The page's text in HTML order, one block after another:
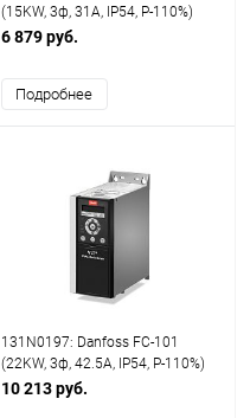
(15KW, 3ф, 31A, IP54, P-110%)
6 879 руб.
Подробнее
131N0197: Danfoss FC-101
(22KW, 3ф, 42.5A, IP54, P-110%)
10 213 руб.